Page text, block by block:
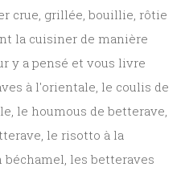
crue, grillée, bouillie, rôtie
la cuisiner de manière
y a pensé et vous livre
à l'orientale, le coulis de
le houmous de betterave,
le risotto à la
les betteraves